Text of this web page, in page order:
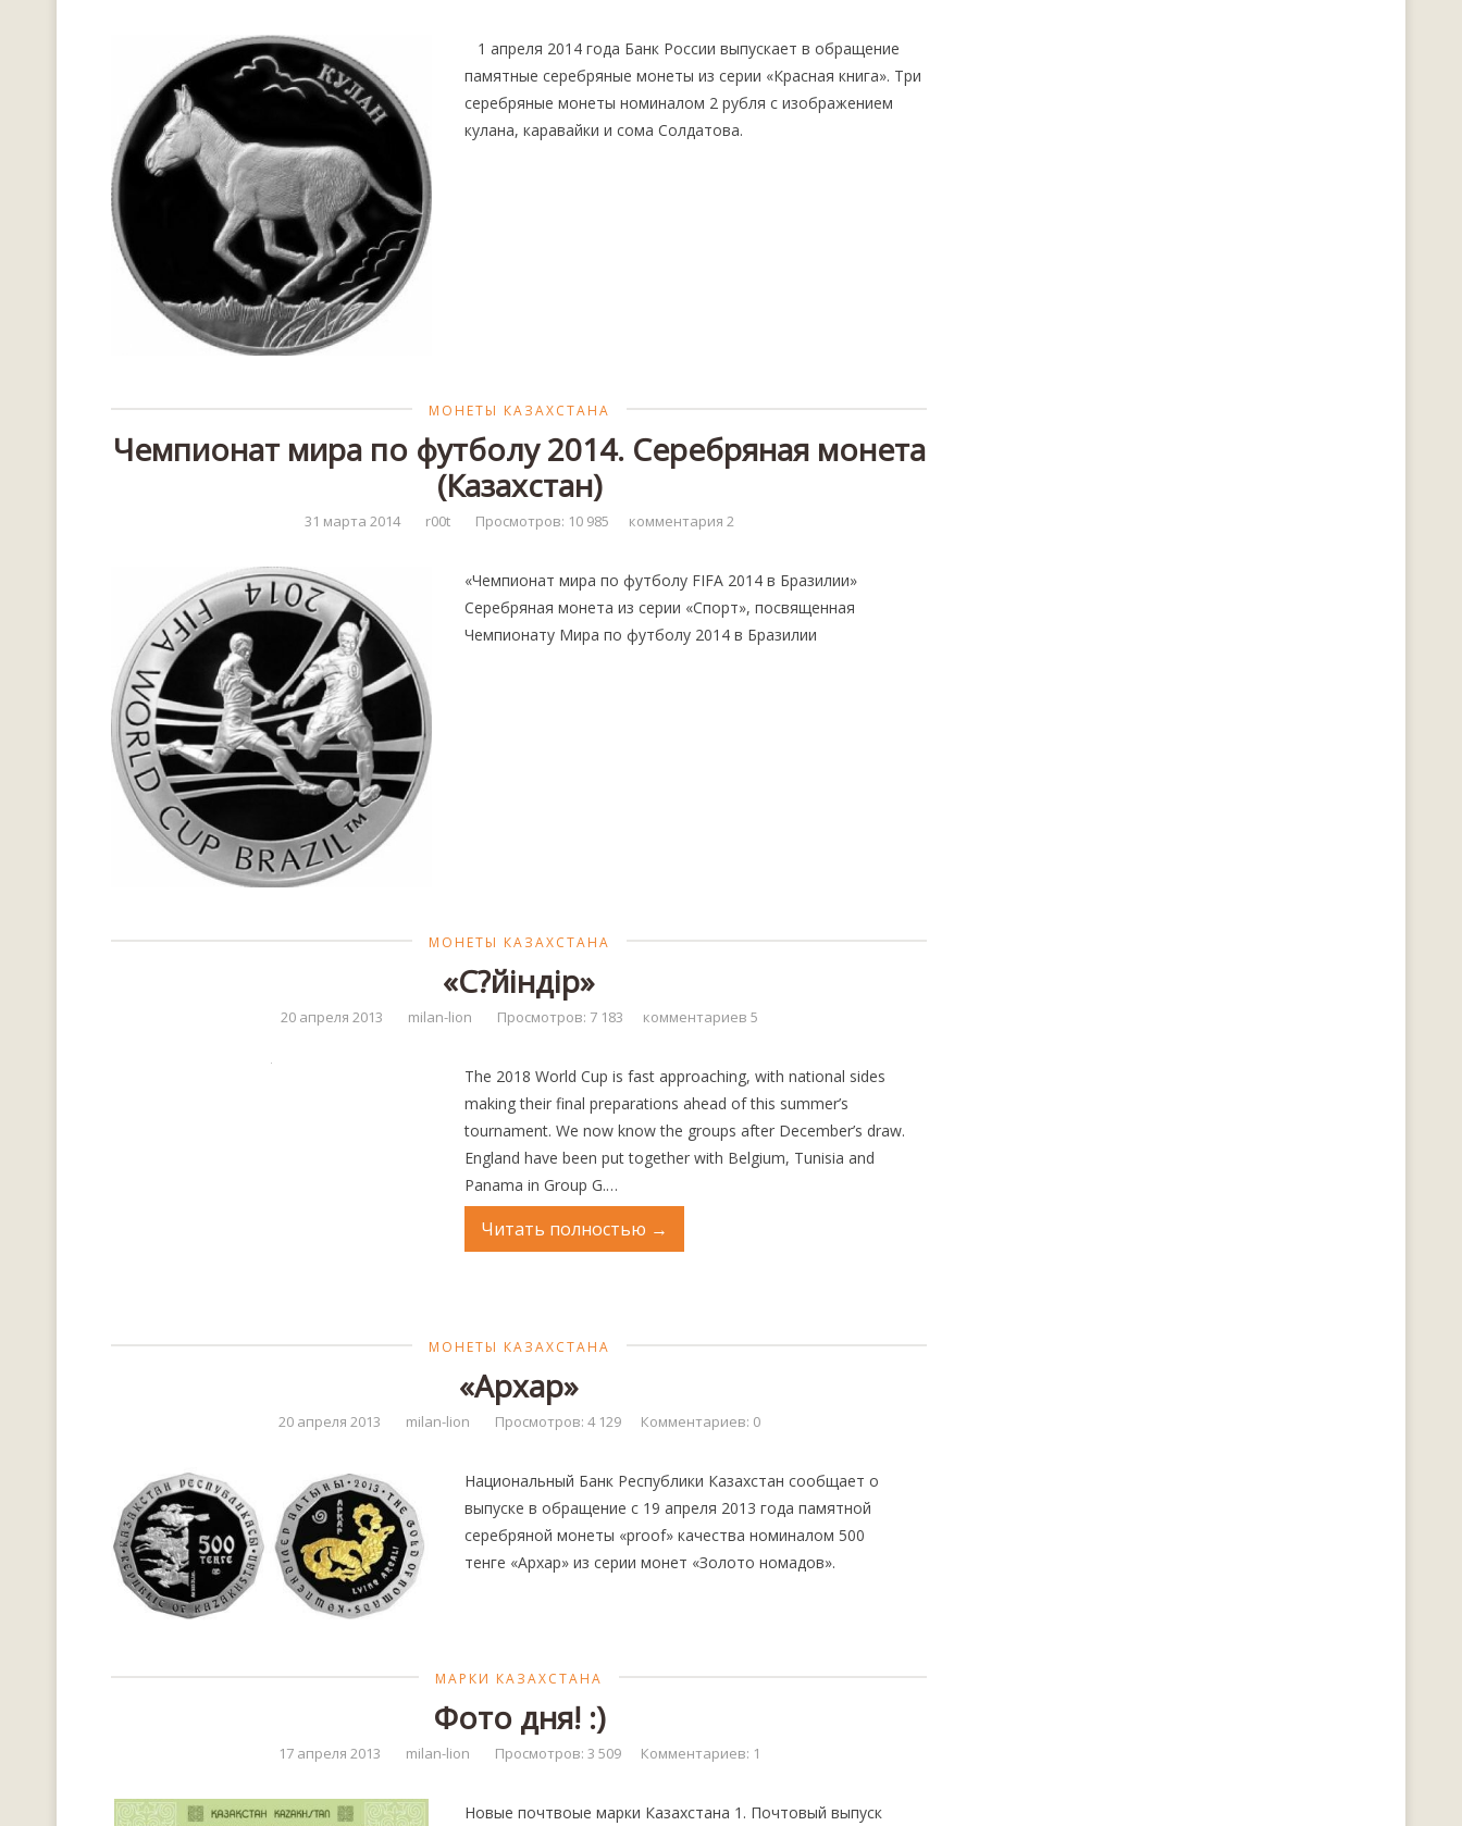
1 апреля 2014 года Банк России выпускает в обращение
памятные серебряные монеты из серии «Красная книга». Три
серебряные монеты номиналом 2 рубля с изображением
кулана, каравайки и сома Солдатова.
МОНЕТЫ КАЗАХСТАНА
Чемпионат мира по футболу 2014. Серебряная монета
(Казахстан)
31 марта 2014 r00t Просмотров: 10 985 комментария 2
«Чемпионат мира по футболу FIFA 2014 в Бразилии»
Серебряная монета из серии «Спорт», посвященная
Чемпионату Мира по футболу 2014 в Бразилии
МОНЕТЫ КАЗАХСТАНА
«С?йіндір»
20 апреля 2013 milan-lion Просмотров: 7 183 комментариев 5
The 2018 World Cup is fast approaching, with national sides
making their final preparations ahead of this summer’s
tournament. We now know the groups after December’s draw.
England have been put together with Belgium, Tunisia and
Panama in Group G.…
Читать полностью →
МОНЕТЫ КАЗАХСТАНА
«Архар»
20 апреля 2013 milan-lion Просмотров: 4 129 Комментариев: 0
Национальный Банк Республики Казахстан сообщает о
выпуске в обращение с 19 апреля 2013 года памятной
серебряной монеты «proof» качества номиналом 500
тенге «Архар» из серии монет «Золото номадов».
МАРКИ КАЗАХСТАНА
Фото дня! :)
17 апреля 2013 milan-lion Просмотров: 3 509 Комментариев: 1
Новые почтвоые марки Казахстана 1. Почтовый выпуск